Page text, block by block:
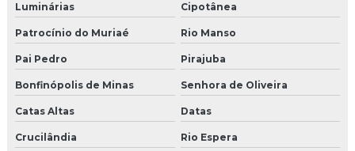
Luminárias Cipotânea
Patrocínio do Muriaé Rio Manso
Pai Pedro Pirajuba
Bonfinópolis de Minas Senhora de Oliveira
Catas Altas Datas
Crucilândia Rio Espera